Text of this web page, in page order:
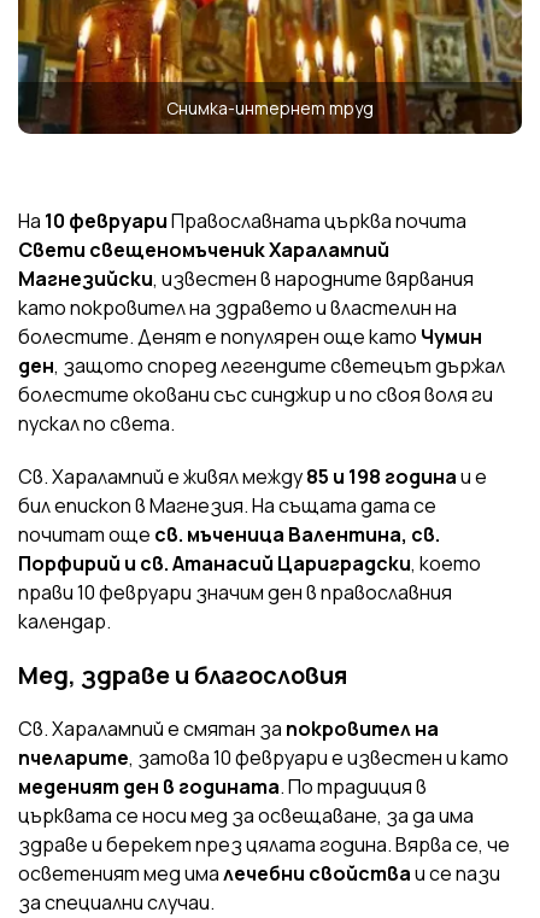
Снимка-интернет труд
На 10 февруариПравославната църква почита
Свети свещеномъченик Харалампий
Магнезийски, известен в народните вярвания
като покровител на здравето и властелин на
болестите. Денят е популярен още като Чумин
ден, защото според легендите светецът държал
болестите оковани със синджир и по своя воля ги
пускал по света.
Св. Харалампий е живял между85 и 198 годинаи е
бил епископ в Магнезия. На същата дата се
почитат още св. мъченица Валентина, св.
Порфирий и св. Атанасий Цариградски, което
прави 10 февруари значим ден в православния
календар.
Мед, здраве и благословия
Св. Харалампий е смятан за покровител на
пчеларите, затова 10 февруари е известен и като
меденият ден в годината. По традиция в
църквата се носи мед за освещаване, за да има
здраве и берекет през цялата година. Вярва се, че
осветеният мед ималечебни свойстваи се пази
за специални случаи.